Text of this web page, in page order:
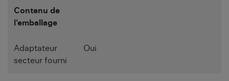
Contenu de
l'emballage
Adaptateur
secteur fourni
Oui